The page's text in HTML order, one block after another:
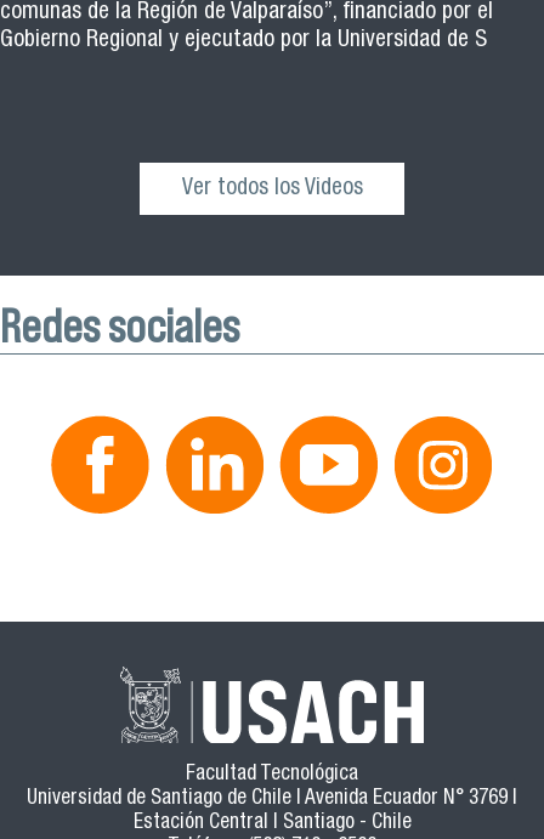
comunas de la Región de Valparaíso”, financiado por el
Gobierno Regional y ejecutado por la Universidad de S
Ver todos los Videos
Redes sociales
Facultad Tecnológica
Universidad de Santiago de Chile | Avenida Ecuador N° 3769 |
Estación Central | Santiago - Chile